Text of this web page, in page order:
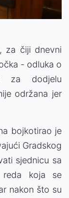
za čiji dnevni
- odluka o
za dodjelu
održana jer
bojkotirao je
Gradskog
sjednicu sa
reda koja se
nakon što su